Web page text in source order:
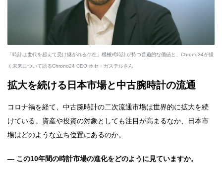
「時計は世代を超えて受け継がれる存在」機械式時計が持つ普遍的な価値と、Chrono24が描
く未来について語るChrono24 CEO ホセ・ガステルさん
拡大を続ける日本市場と中古腕時計の流通
コロナ禍を経て、中古腕時計の二次流通市場は世界的に拡大を続
けている。資産や投資の対象としても注目が高まるなか、日本市
場はどのような立ち位置にあるのか。
― この10年間の時計市場の進化をどのように見ていますか。